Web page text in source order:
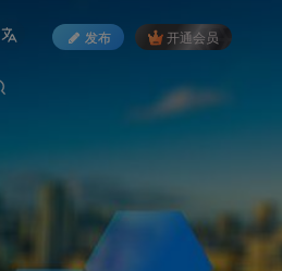
发布 开通会员